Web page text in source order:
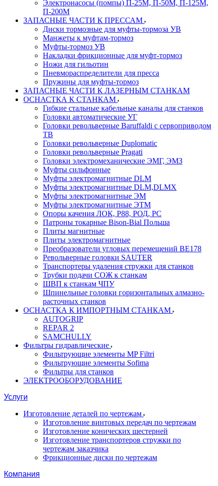
Электронасосы (помпы) П-25М, П-50М, П-125М,
П-200М
ЗАПАСНЫЕ ЧАСТИ К ПРЕССАМ
Диски тормозные для муфты-тормоза УВ
Манжеты к муфтам-тормоз
Муфты-тормоз УВ
Накладки фрикционные для муфт-тормоз
Ножи для гильотин
Пневмораспределители для пресса
Пружины для муфты-тормоз
ЗАПАСНЫЕ ЧАСТИ К ЛАЗЕРНЫМ СТАНКАМ
ОСНАСТКА К СТАНКАМ
Гибкие стальные кабельные каналы для станков
Головки автоматические УГ
Головки револьверные Baruffaldi с сервоприводом
ТВ
Головки револьверные Duplomatic
Головки револьверные Pragati
Головки электромеханические ЭМГ, ЭМЗ
Муфты сильфонные
Муфты электромагнитные DLM
Муфты электромагнитные DLM,DLMX
Муфты электромагнитные ЭМ
Муфты электромагнитные ЭТМ
Опоры качения ЛОК, Р88, РОД, РС
Патроны токарные Bison-Bial Польша
Плиты магнитные
Плиты электромагнитные
Преобразователи угловых перемещений ВЕ178
Револьверные головки SAUTER
Транспортеры удаления стружки для станков
Трубки подачи СОЖ к станкам
ШВП к станкам ЧПУ
Шпинельные головки горизонтальных алмазно-
расточных станков
ОСНАСТКА К ИМПОРТНЫМ СТАНКАМ
AUTOGRIP
REPAR 2
SAMCHULLY
Фильтры гидравлические
Фильтрующие элементы MP Filtri
Фильтрующие элементы Sofima
Фильтры для станков
ЭЛЕКТРООБОРУДОВАНИЕ
Услуги
Изготовление деталей по чертежам
Изготовление винтовых передач по чертежам
Изготовление конических шестерней
Изготовление транспортеров стружки по
чертежам заказчика
Фрикционные диски по чертежам
Компания